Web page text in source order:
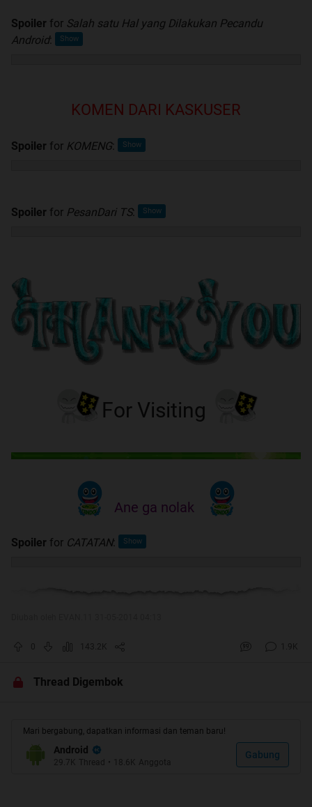
Spoiler for Salah satu Hal yang Dilakukan Pecandu
Android:
KOMEN DARI KASKUSER
Spoiler for KOMENG:
Spoiler for PesanDari TS:
For Visiting
Ane ga nolak
Spoiler for CATATAN:
0 143.2K 1.9K
Thread Digembok
Mari bergabung, dapatkan informasi dan teman baru!
Android
29.7K Thread • 18.6K Anggota
Gabung